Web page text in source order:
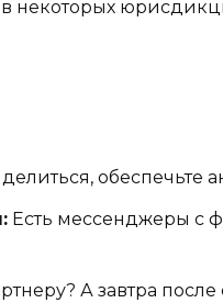
некоторых
обеспечьте
Есть мессенджеры с
А завтра после